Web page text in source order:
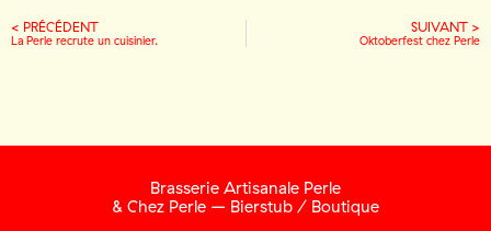
< PRÉCÉDENT
La Perle recrute un cuisinier.
SUIVANT >
Oktoberfest chez Perle
Brasserie Artisanale Perle
& Chez Perle – Bierstub / Boutique